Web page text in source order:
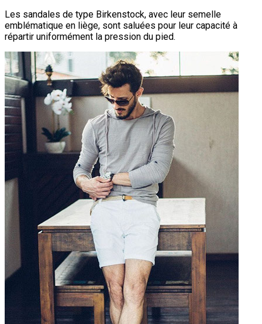
Les sandales de type Birkenstock, avec leur semelle
emblématique en liège, sont saluées pour leur capacité à
répartir uniformément la pression du pied.